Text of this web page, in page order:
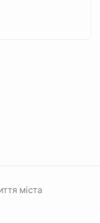
міста